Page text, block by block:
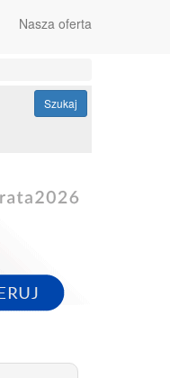
Nasza oferta
Szukaj